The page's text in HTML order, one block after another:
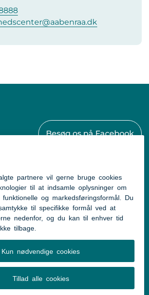
Sundhedscenter
Besøg os på Facebook